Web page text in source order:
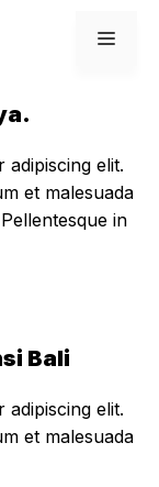
elit.
et malesuada
in
Bali
elit.
et malesuada